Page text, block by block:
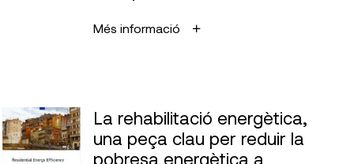
Més informació
La rehabilitació energètica,
una peça clau per reduir la
pobresa energètica a